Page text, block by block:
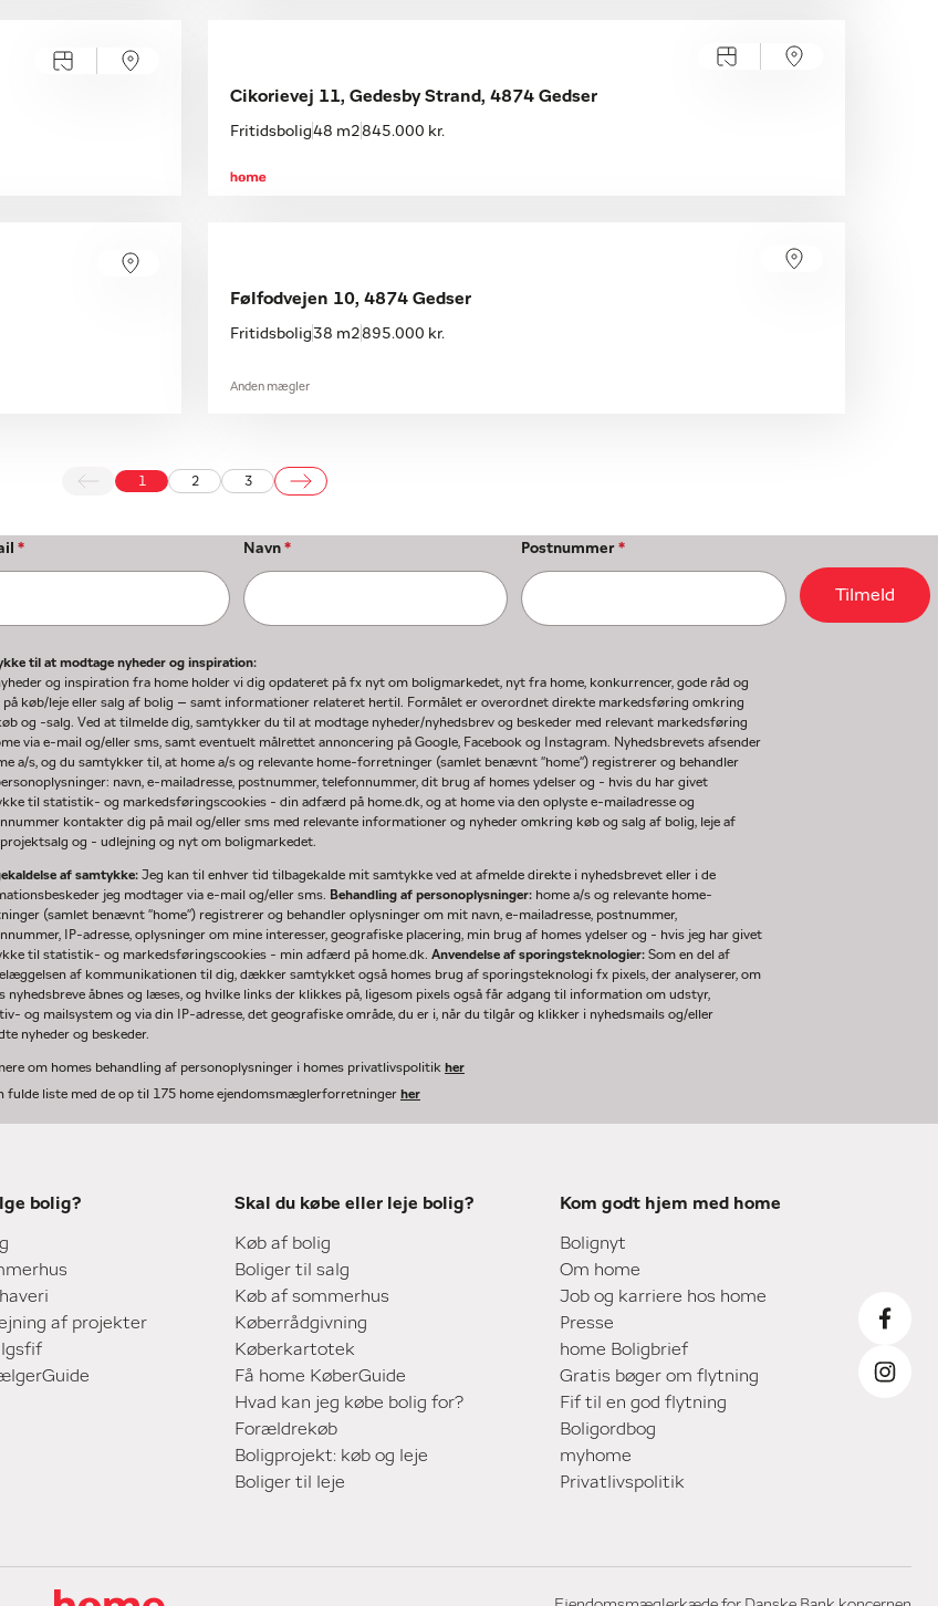
Cikorievej 11, Gedesby Strand, 4874 Gedser
Fritidsbolig48 m2845.000 kr.
Følfodvejen 10, 4874 Gedser
Fritidsbolig 38 m2895.000 kr.
Anden mægler
1 2 3
* Navn * Postnummer*
Tilmeld
til at modtage nyheder og inspiration:
og inspiration fra home holder vi dig opdateret på fx nyt om boligmarkedet, nyt fra home, konkurrencer, gode råd og
køb/leje eller salg af bolig – samt informationer relateret hertil. Formålet er overordnet direkte markedsføring omkring
og -salg. Ved at tilmelde dig, samtykker du til at modtage nyheder/nyhedsbrev og beskeder med relevant markedsføring
via e-mail og/eller sms, samt eventuelt målrettet annoncering på Google, Facebook og Instagram. Nyhedsbrevets afsender
a/s, og du samtykker til, at home a/s og relevante home-forretninger (samlet benævnt "home") registrerer og behandler
navn, e-mailadresse, postnummer, telefonnummer, dit brug af homes ydelser og - hvis du har givet
til statistik- og markedsføringscookies - din adfærd på home.dk, og at home via den oplyste e-mailadresse og
kontakter dig på mail og/eller sms med relevante informationer og nyheder omkring køb og salg af bolig, leje af
projektsalg og - udlejning og nyt om boligmarkedet.
af samtykke:Jeg kan til enhver tid tilbagekalde mit samtykke ved at afmelde direkte i nyhedsbrevet eller i de
jeg modtager via e-mail og/eller sms. Behandling af personoplysninger: home a/s og relevante home-
(samlet benævnt "home") registrerer og behandler oplysninger om mit navn, e-mailadresse, postnummer,
IP-adresse, oplysninger om mine interesser, geografiske placering, min brug af homes ydelser og - hvis jeg har givet
til statistik- og markedsføringscookies - min adfærd på home.dk. Anvendelse af sporingsteknologier:Som en del af
af kommunikationen til dig, dækker samtykket også homes brug af sporingsteknologi fx pixels, der analyserer, om
nyhedsbreve åbnes og læses, og hvilke links der klikkes på, ligesom pixels også får adgang til information om udstyr,
og mailsystem og via din IP-adresse, det geografiske område, du er i, når du tilgår og klikker i nyhedsmails og/eller
nyheder og beskeder.
om homes behandling af personoplysninger i homes privatlivspolitik her
fulde liste med de op til 175 home ejendomsmæglerforretninger her
bolig?
af projekter
Skal du købe eller leje bolig?
Køb af bolig
Boliger til salg
Køb af sommerhus
Køberrådgivning
Køberkartotek
Få home KøberGuide
Hvad kan jeg købe bolig for?
Forældrekøb
Boligprojekt: køb og leje
Boliger til leje
Kom godt hjem med home
Bolignyt
Om home
Job og karriere hos home
Presse
home Boligbrief
Gratis bøger om flytning
Fif til en god flytning
Boligordbog
myhome
Privatlivspolitik